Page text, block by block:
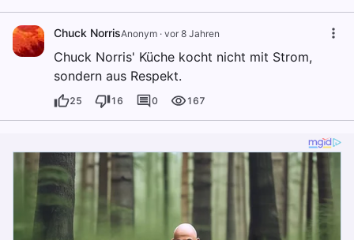
Chuck NorrisAnonym · vor 8 Jahren
Chuck Norris' Küche kocht nicht mit Strom,
sondern aus Respekt.
25 16 0 167